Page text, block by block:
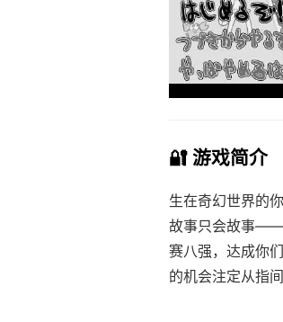
🔐 游戏简介
生在奇幻世界的
故事只会故事——
赛八强，达成你
的机会注定从指